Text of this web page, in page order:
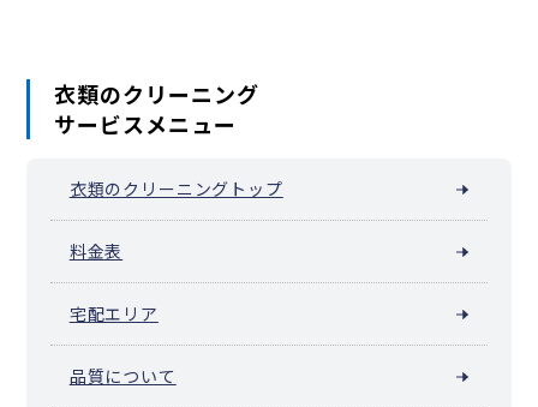
衣類のクリーニング
サービスメニュー
衣類のクリーニングトップ
料金表
宅配エリア
品質について